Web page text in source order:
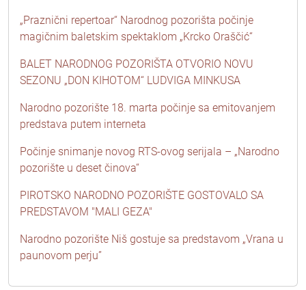
„Praznični repertoar“ Narodnog pozorišta počinje
magičnim baletskim spektaklom „Krcko Oraščić“
BALET NARODNOG POZORIŠTA OTVORIO NOVU
SEZONU „DON KIHOTOM“ LUDVIGA MINKUSA
Narodno pozorište 18. marta počinje sa emitovanjem
predstava putem interneta
Počinje snimanje novog RTS-ovog serijala – „Narodno
pozorište u deset činova“
PIROTSKO NARODNO POZORIŠTE GOSTOVALO SA
PREDSTAVOM "MALI GEZA"
Narodno pozorište Niš gostuje sa predstavom „Vrana u
paunovom perju”